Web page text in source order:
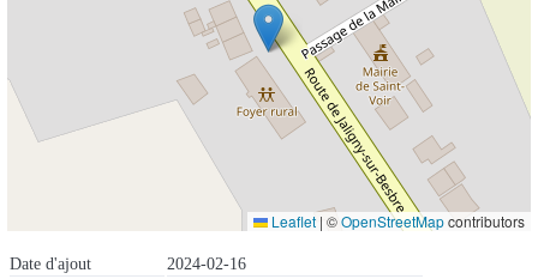
Date d'ajout
2024-02-16
Leaflet | ©OpenStreetMapcontributors